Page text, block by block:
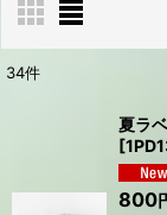
34件
夏ラ
[
800